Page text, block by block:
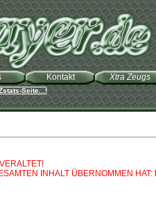
Kontakt Xtra Zeugs
Seite...!
INHALT ÜBERNOMMEN HAT: